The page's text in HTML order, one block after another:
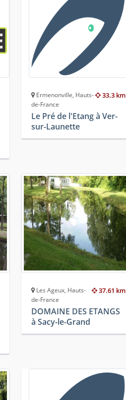
33.3 km
Ermenonville, Hauts-
de-France
Le Pré de l'Etang à Ver-
sur-Launette
37.61 km
Les Ageux, Hauts-
de-France
DOMAINE DES ETANGS
à Sacy-le-Grand